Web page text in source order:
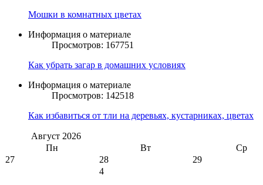
Мошки в комнатных цветах
Информация о материале
Просмотров: 167751
Как убрать загар в домашних условиях
Информация о материале
Просмотров: 142518
Как избавиться от тли на деревьях, кустарниках, цветах
Август 2026
Пн
Вт
Ср
27
28 29
4